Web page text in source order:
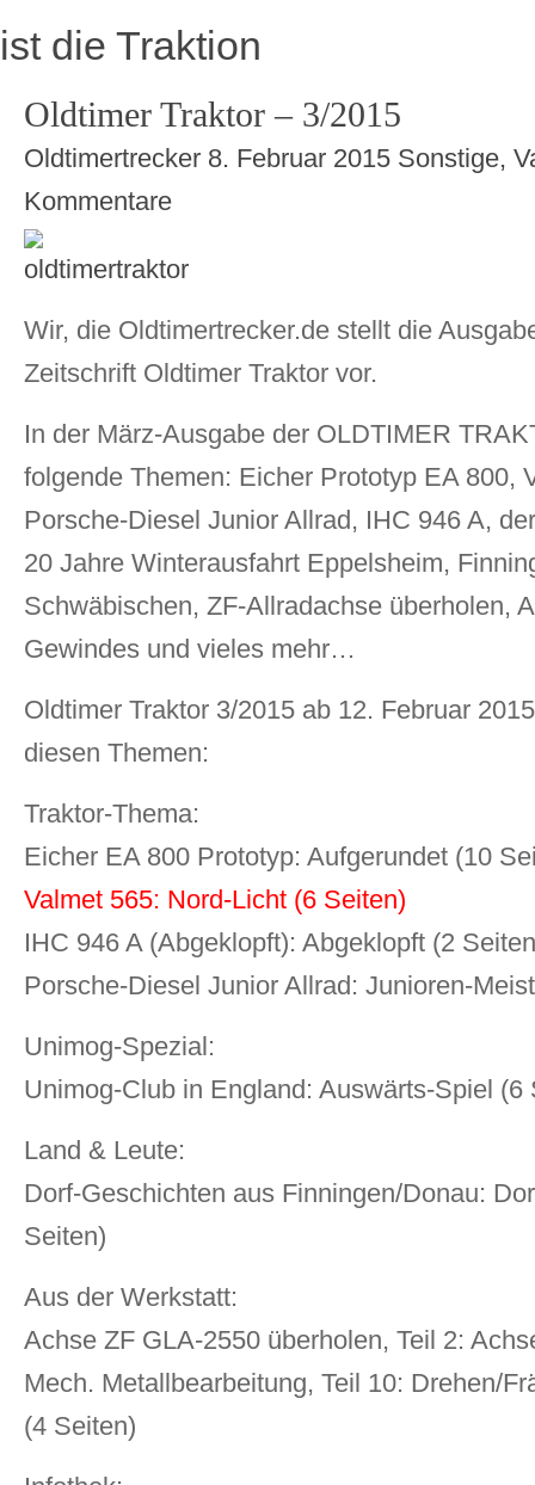
ist die Traktion
Oldtimer Traktor – 3/2015
Oldtimertrecker 8. Februar 2015 Sonstige,
Kommentare
–
Wir, die Oldtimertrecker.de stellt die
Zeitschrift Oldtimer Traktor vor.
In der März-Ausgabe der OLDTIMER
folgende Themen: Eicher Prototyp EA 800,
Porsche-Diesel Junior Allrad, IHC 946 A,
20 Jahre Winterausfahrt Eppelsheim,
Schwäbischen, ZF-Allradachse überholen,
Gewindes und vieles mehr…
Oldtimer Traktor 3/2015 ab 12. Februar
diesen Themen:
Traktor-Thema:
Eicher EA 800 Prototyp: Aufgerundet (10
Valmet 565: Nord-Licht (6 Seiten)
IHC 946 A (Abgeklopft): Abgeklopft (2
Porsche-Diesel Junior Allrad: Junioren-
Unimog-Spezial:
Unimog-Club in England: Auswärts-Spiel (6
Land & Leute:
Dorf-Geschichten aus Finningen/Donau:
Seiten)
Aus der Werkstatt:
Achse ZF GLA-2550 überholen, Teil 2:
Mech. Metallbearbeitung, Teil 10: Drehen/
(4 Seiten)